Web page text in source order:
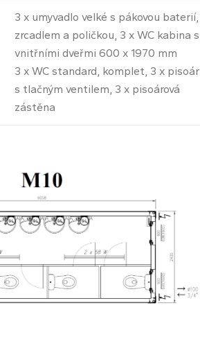
3 x umyvadlo velké s pákovou baterií,
zrcadlem a poličkou, 3 x WC kabina s
vnitřními dveřmi 600 x 1970 mm
3 x WC standard, komplet, 3 x pisoár
s tlačným ventilem, 3 x pisoárová
zástěna